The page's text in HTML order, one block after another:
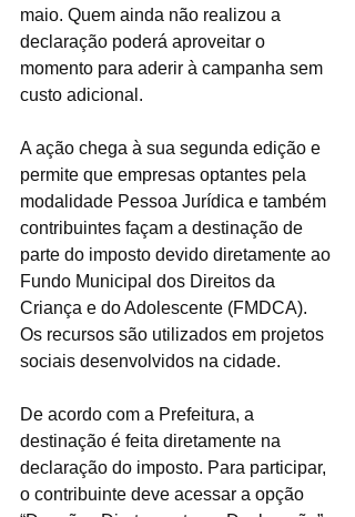
maio. Quem ainda não realizou a
declaração poderá aproveitar o
momento para aderir à campanha sem
custo adicional.
A ação chega à sua segunda edição e
permite que empresas optantes pela
modalidade Pessoa Jurídica e também
contribuintes façam a destinação de
parte do imposto devido diretamente ao
Fundo Municipal dos Direitos da
Criança e do Adolescente (FMDCA).
Os recursos são utilizados em projetos
sociais desenvolvidos na cidade.
De acordo com a Prefeitura, a
destinação é feita diretamente na
declaração do imposto. Para participar,
o contribuinte deve acessar a opção